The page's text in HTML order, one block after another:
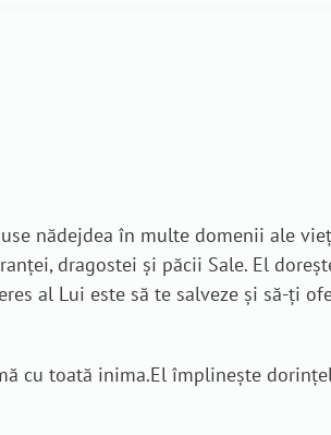
nădejdea în multe domenii ale
dragostei și păcii Sale. El
al Lui este să te salveze și să-ți
cu toată inima.El împlinește